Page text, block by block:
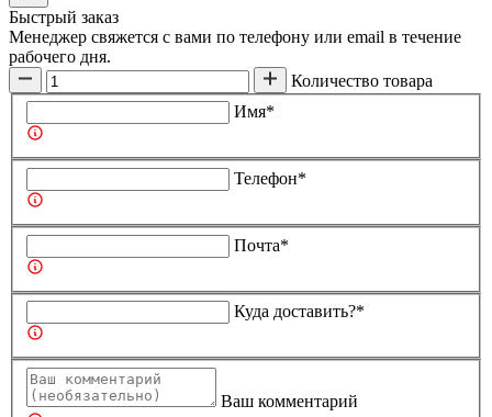
Быстрый заказ
Менеджер свяжется с вами по телефону или email в течение
рабочего дня.
Количество товара
Имя*
Телефон*
Почта*
Куда доставить?*
Ваш комментарий